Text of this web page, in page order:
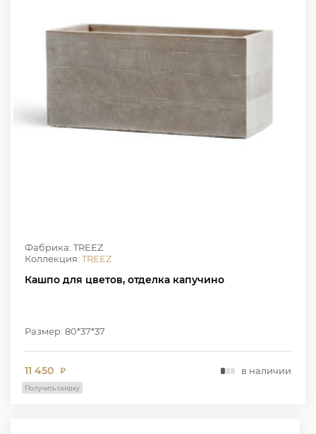
Фабрика: TREEZ
Коллекция: TREEZ
Кашпо для цветов, отделка капучино
Размер: 80*37*37
11 450 ₽ в наличии
Получить скидку